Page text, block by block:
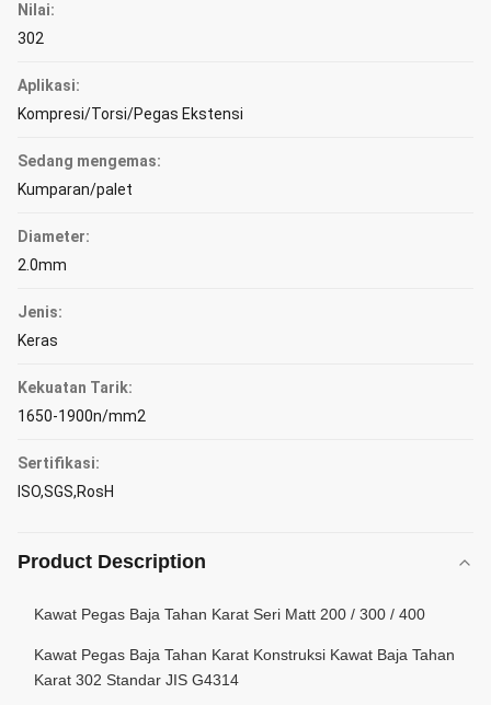
Nilai:
302
Aplikasi:
Kompresi/Torsi/Pegas Ekstensi
Sedang mengemas:
Kumparan/palet
Diameter:
2.0mm
Jenis:
Keras
Kekuatan Tarik:
1650-1900n/mm2
Sertifikasi:
ISO,SGS,RosH
Product Description
Kawat Pegas Baja Tahan Karat Seri Matt 200 / 300 / 400
Kawat Pegas Baja Tahan Karat Konstruksi Kawat Baja Tahan
Karat 302 Standar JIS G4314